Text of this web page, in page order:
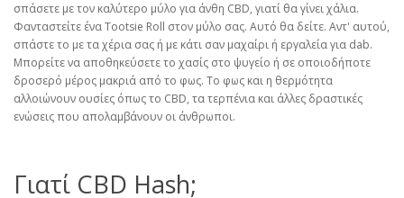
σπάσετε με τον καλύτερο μύλο για άνθη CBD, γιατί θα γίνει χάλια.
Φανταστείτε ένα Tootsie Roll στον μύλο σας. Αυτό θα δείτε. Αντ' αυτού,
σπάστε το με τα χέρια σας ή με κάτι σαν μαχαίρι ή εργαλεία για dab.
Μπορείτε να αποθηκεύσετε το χασίς στο ψυγείο ή σε οποιοδήποτε
δροσερό μέρος μακριά από το φως. Το φως και η θερμότητα
αλλοιώνουν ουσίες όπως το CBD, τα τερπένια και άλλες δραστικές
ενώσεις που απολαμβάνουν οι άνθρωποι.
Γιατί CBD Hash;